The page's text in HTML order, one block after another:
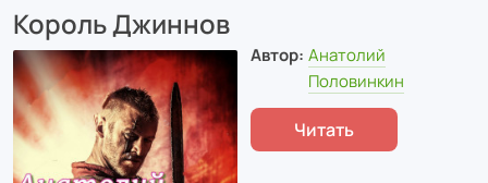
Король Джиннов
Автор: Анатолий
Половинкин
Читать